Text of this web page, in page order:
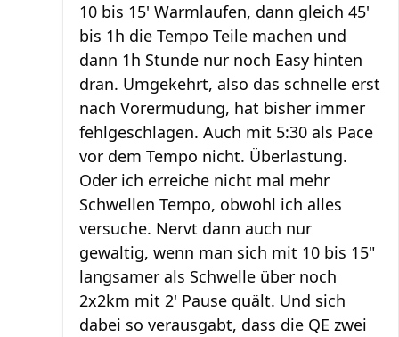
10 bis 15' Warmlaufen, dann gleich 45'
bis 1h die Tempo Teile machen und
dann 1h Stunde nur noch Easy hinten
dran. Umgekehrt, also das schnelle erst
nach Vorermüdung, hat bisher immer
fehlgeschlagen. Auch mit 5:30 als Pace
vor dem Tempo nicht. Überlastung.
Oder ich erreiche nicht mal mehr
Schwellen Tempo, obwohl ich alles
versuche. Nervt dann auch nur
gewaltig, wenn man sich mit 10 bis 15"
langsamer als Schwelle über noch
2x2km mit 2' Pause quält. Und sich
dabei so verausgabt, dass die QE zwei